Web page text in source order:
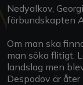
Nedyalkov,
förbundskapten
Om man ska
man söka flitigt.
landslag men
Despodov är